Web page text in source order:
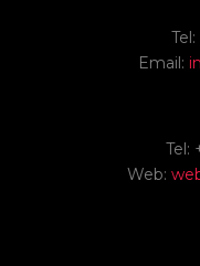
Email:
Tel:
Web: